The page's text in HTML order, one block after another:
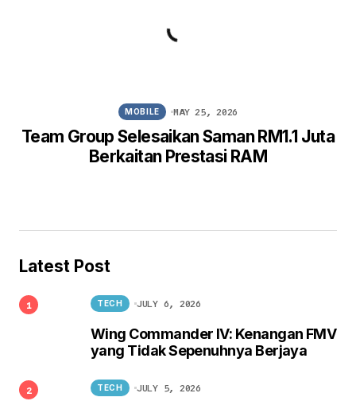
Team Group Selesaikan Saman RM1.1 Juta
Berkaitan Prestasi RAM
MOBILE MAY 25, 2026
Latest Post
Wing Commander IV: Kenangan FMV
yang Tidak Sepenuhnya Berjaya
TECH JULY 6, 2026
TECH JULY 5, 2026